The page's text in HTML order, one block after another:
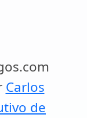
Carlos
de